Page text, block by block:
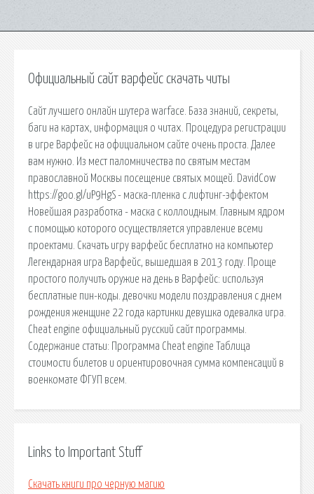
Официальный сайт варфейс скачать читы
Сайт лучшего онлайн шутера warface. База знаний, секреты,
баги на картах, информация о читах. Процедура регистрации
в игре Варфейс на официальном сайте очень проста. Далее
вам нужно. Из мест паломничества по святым местам
православной Москвы посещение святых мощей. DavidCow
https://goo.gl/uP9HgS - маска-пленка с лифтинг-эффектом
Новейшая разработка - маска с коллоидным. Главным ядром
с помощью которого осуществляется управление всеми
проектами. Скачать игру варфейс бесплатно на компьютер
Легендарная игра Варфейс, вышедшая в 2013 году. Проще
простого получить оружие на день в Варфейс: используя
бесплатные пин-коды. девочки модели поздравления с днем
рождения женщине 22 года картинки девушка одевалка игра.
Сheat engine официальный русский сайт программы.
Содержание статьи: Программа Cheat engine Таблица
стоимости билетов и ориентировочная сумма компенсаций в
военкомате ФГУП всем.
Links to Important Stuff
Скачать книги про черную магию